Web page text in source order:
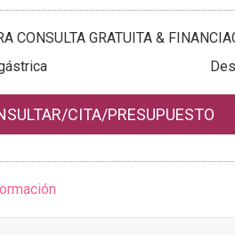
CONSULTA GRATUITA &
CITA/PRESUPUESTO